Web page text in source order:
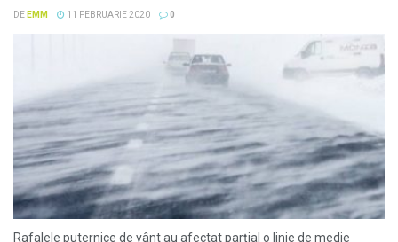
DE EMM 11 FEBRUARIE 2020 0
Rafalele puternice de vânt au afectat parțial o linie de medie